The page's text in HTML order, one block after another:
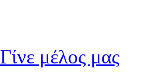
Γίνε μέλος μας